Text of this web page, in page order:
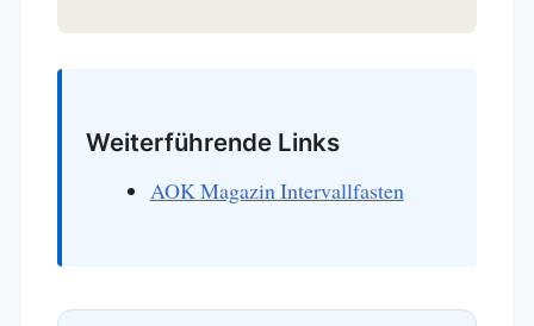
Weiterführende Links
AOK Magazin Intervallfasten